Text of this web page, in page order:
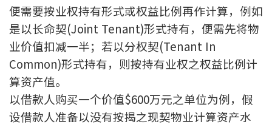
供款年期计算
工商铺按揭计算
印花税计算
免费物业估价
便需要按业权持有形式或权益比例再作计算，例如
是以长命契(Joint Tenant)形式持有，便需先将物
业价值扣减一半；若以分权契(Tenant In
Common)形式持有，则按持有业权之权益比例计
算资产值。
以借款人购买一个价值$600万元之单位为例，假
设借款人准备以没有按揭之现契物业计算资产水